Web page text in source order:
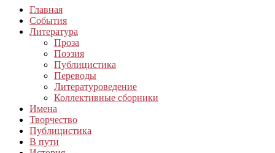
Главная
События
Литература
Проза
Поэзия
Публицистика
Переводы
Литературоведение
Коллективные сборники
Имена
Творчество
Публицистика
В пути